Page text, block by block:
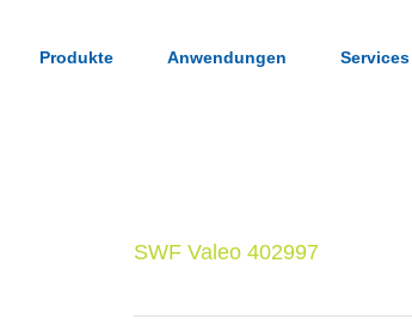
Produkte Anwendungen Services
SWF Valeo 402997